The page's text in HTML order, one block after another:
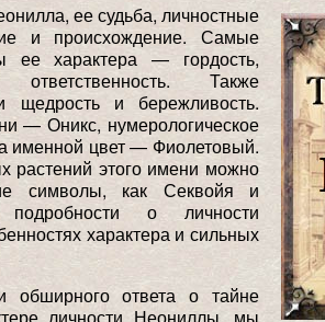
ее судьба, личностные
и происхождение. Самые
ее характера — гордость,
Также
щедрость и бережливость.
— Оникс, нумерологическое
именной цвет — Фиолетовый.
растений этого имени можно
символы, как Секвойя и
о личности
характера и сильных
обширного ответа о тайне
личности Неониллы, мы